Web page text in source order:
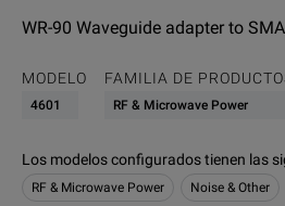
WR-90 Waveguide adapter to
MODELO
4601
FAMILIA DE
RF & Microwave Power
Los modelos configurados tienen las
RF & Microwave Power Noise & Other